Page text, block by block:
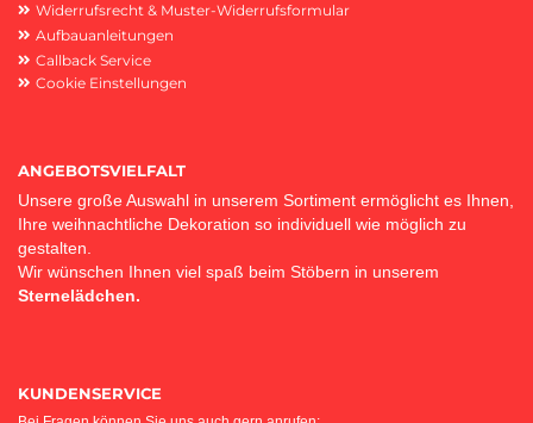
Widerrufsrecht & Muster-Widerrufsformular
Aufbauanleitungen
Callback Service
Cookie Einstellungen
ANGEBOTSVIELFALT
Unsere große Auswahl in unserem Sortiment ermöglicht es Ihnen,
Ihre weihnachtliche Dekoration so individuell wie möglich zu
gestalten.
Wir wünschen Ihnen viel spaß beim Stöbern in unserem
Sternelädchen.
KUNDENSERVICE